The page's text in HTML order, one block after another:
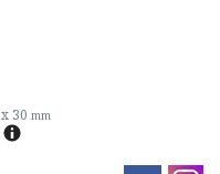
x 30 mm